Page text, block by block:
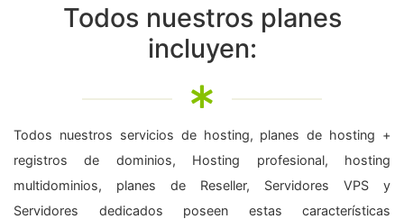
Todos nuestros planes
incluyen:
Todos nuestros servicios de hosting, planes de hosting +
registros de dominios, Hosting profesional, hosting
multidominios, planes de Reseller, Servidores VPS y
Servidores dedicados poseen estas características